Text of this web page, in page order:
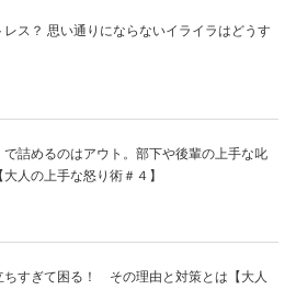
レス？ 思い通りにならないイライラはどうす
で詰めるのはアウト。部下や後輩の上手な叱
大人の上手な怒り術＃４】
ちすぎて困る！ その理由と対策とは【大人